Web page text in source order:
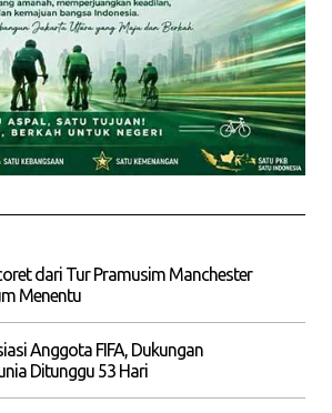
dari Tur Pramusim Manchester
Menentu
Anggota FIFA, Dukungan
Ditunggu 53 Hari